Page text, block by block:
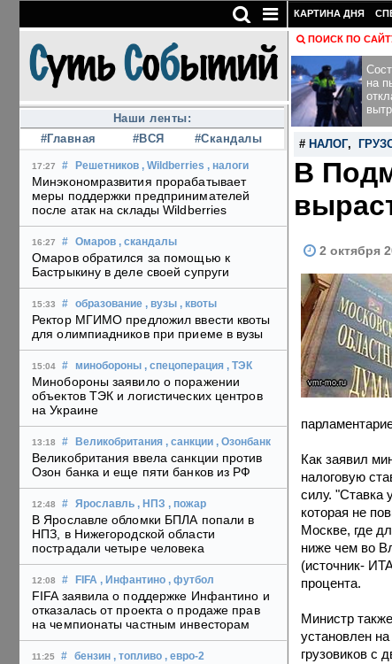
Наши ленты:
#Главная
#ВСЯ #Скандалы
17:27 # Решетников , Wildberries , налоги
Минэкономразвития прорабатывает
меры поддержки предпринимателей
после атак на склады Wildberries
16:27 # Омаров , скандалы
Омаров обратился за помощью к
Бастрыкину в деле своей супруги
15:33 # образование , вузы , квоты
Ректор МГИМО предложил ввести квоты
для олимпиадников при приеме в вузы
15:04 # минобороны , спецоперация , ТЭК
Минобороны заявило о поражении
объектов ТЭК и логистических центров
на Украине
13:18 # Великобритания , санкции , Озонбанк
Великобритания ввела санкции против
Озон банка и еще пяти банков из РФ
12:48 # Ярославль , НПЗ , пожар
В Ярославле обломки БПЛА попали в
НПЗ, в Нижегородской области
пострадали четыре человека
12:08 # FIFA , Инфантино , футбол
FIFA заявила о поддержке Инфантино и
отказалась от проекта о продаже прав
на чемпионаты частным инвесторам
11:25 # бензин , топливо , евро-2
КАРТИНА ДНЯ
ПОИСК ПО
на
# НАЛОГ,
В
2 октября
vmr-mo.ru
Как заявил
налоговую
силу. "Ставка
которая не
Москве, где
ниже чем во
(источник-
процента.
Министр
установлен
грузовиков с